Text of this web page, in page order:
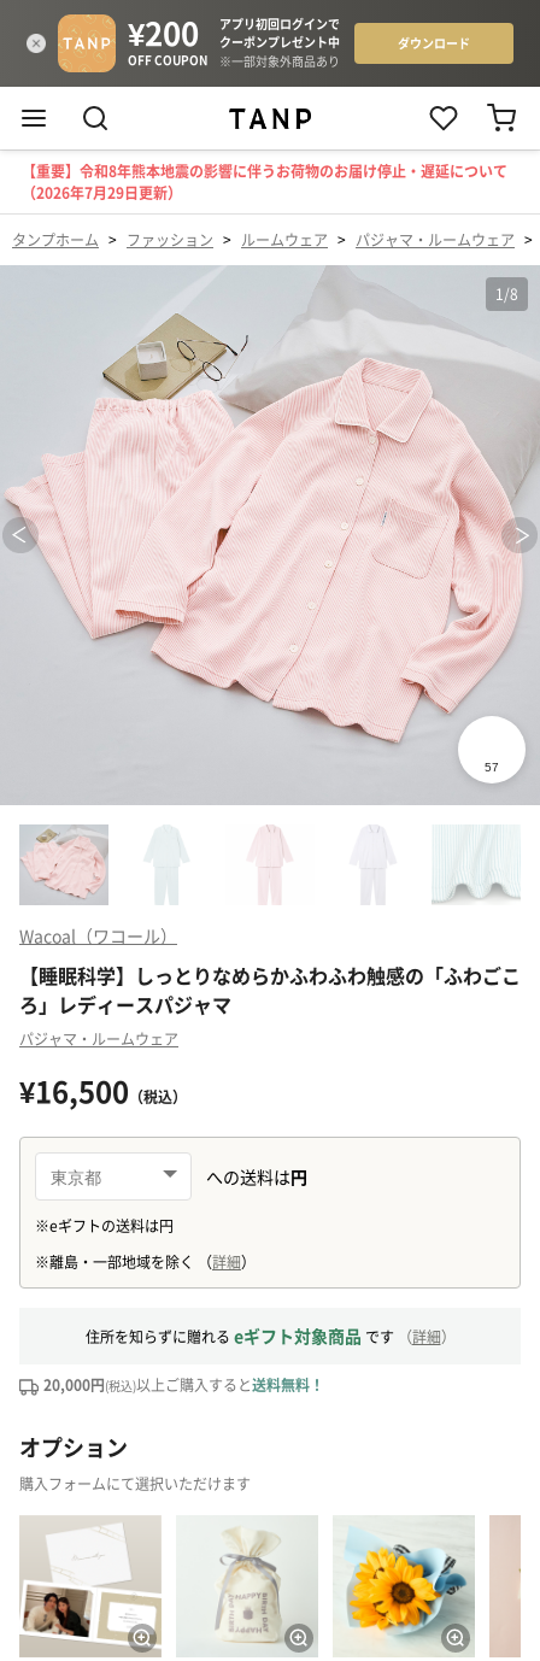
【重要】令和8年熊本地震の影響に伴うお荷物のお届け停止・遅延について
（2026年7月29日更新）
タンプホーム > ファッション > ルームウェア > パジャマ・ルームウェア >
1 /8
Wacoal（ワコール）
【睡眠科学】しっとりなめらかふわふわ触感の「ふわごこ
ろ」レディースパジャマ
パジャマ・ルームウェア
¥16,500 （税込）
住所を知らずに贈れる eギフト対象商品 です （詳細）
20,000円(税込)以上ご購入すると送料無料！
オプション
購入フォームにて選択いただけます